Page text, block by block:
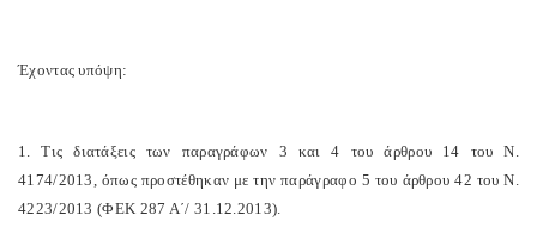
Έχοντας υπόψη:
1. Τις διατάξεις των παραγράφων 3 και 4 του άρθρου 14 του Ν.
4174/2013, όπως προστέθηκαν με την παράγραφο 5 του άρθρου 42 του Ν.
4223/2013 (ΦΕΚ 287 Α΄/ 31.12.2013).